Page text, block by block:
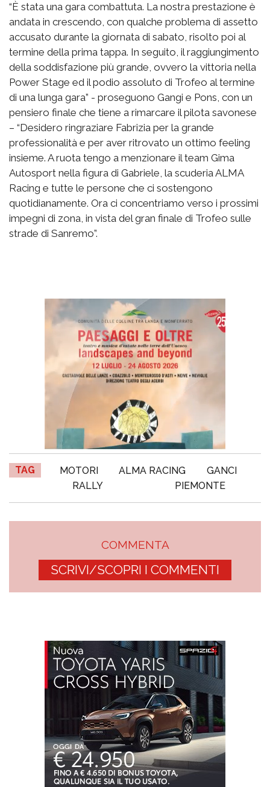
“È stata una gara combattuta. La nostra prestazione è
andata in crescendo, con qualche problema di assetto
accusato durante la giornata di sabato, risolto poi al
termine della prima tappa. In seguito, il raggiungimento
della soddisfazione più grande, ovvero la vittoria nella
Power Stage ed il podio assoluto di Trofeo al termine
di una lunga gara” - proseguono Gangi e Pons, con un
pensiero finale che tiene a rimarcare il pilota savonese
– “Desidero ringraziare Fabrizia per la grande
professionalità e per aver ritrovato un ottimo feeling
insieme. A ruota tengo a menzionare il team Gima
Autosport nella figura di Gabriele, la scuderia ALMA
Racing e tutte le persone che ci sostengono
quotidianamente. Ora ci concentriamo verso i prossimi
impegni di zona, in vista del gran finale di Trofeo sulle
strade di Sanremo”.
TAG MOTORI ALMA RACING
GANCI
RALLY
PIEMONTE
COMMENTA
SCRIVI/SCOPRI I COMMENTI